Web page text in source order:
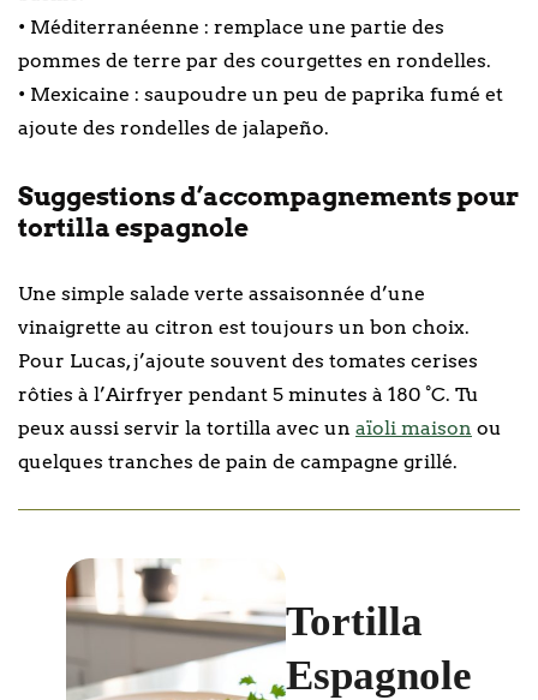
• Méditerranéenne : remplace une partie des
pommes de terre par des courgettes en rondelles.
• Mexicaine : saupoudre un peu de paprika fumé et
ajoute des rondelles de jalapeño.
Suggestions d’accompagnements pour
tortilla espagnole
Une simple salade verte assaisonnée d’une
vinaigrette au citron est toujours un bon choix.
Pour Lucas, j’ajoute souvent des tomates cerises
rôties à l’Airfryer pendant 5 minutes à 180 °C. Tu
peux aussi servir la tortilla avec un aïoli maison ou
quelques tranches de pain de campagne grillé.
Tortilla
Espagnole